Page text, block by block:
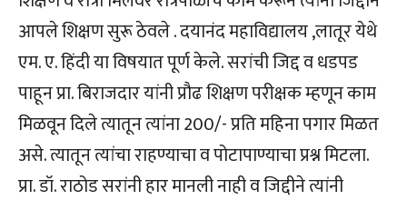
आप‌ले शिक्षण सुरू ठेवले . दयानंद महाविद्यालय ,लातूर येथे
एम. ए. हिंदी या विषयात पूर्ण केले. सरांची जिद्द व धडपड
पाहून प्रा. बिराजदार यांनी प्रौढ शिक्षण परीक्षक म्हणून काम
मिळवून दिले त्यातून त्यांना 200/- प्रति महिना पगार मिळत
असे. त्यातून त्यांचा राहण्याचा व पोटापाण्याचा प्रश्न मिटला.
प्रा. डॉ. राठोड सरांनी हार मानली नाही व जिद्दीने त्यांनी